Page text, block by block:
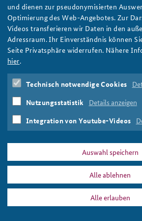
Anfahrt
Freundeskreis
Deutsches Forum Sicherheitspolitik
Arbeitskreis "Junge
Das Sicherheitspolitische Gespräch an
Studierendenkonferenz
Newsletter-Archiv
Security
The 2026 Expert Course on Climate,
addresses climate change from a security
After an introduction in Berlin, the
United Arab Emirates.
weiter
Seminars,Expert Course,Climate ,
Climate Change
Desertification ,
Transformation
water conflicts,
Jordan,United Arab Emirates
PRESSE DATENSCHUTZ
und dienen zur pseudonymisierten
Optimierung des Web-Angebotes. Zur
Videos transferieren wir Daten in den
Adressraum. Ihr Einverständnis können
Seite Privatsphäre widerrufen. Nähere
hier.
Technisch notwendige Cookies
Nutzungsstatistik Details anzeigen
Integration von Youtube-Videos
Auswahl speichern
Alle ablehnen
Alle erlauben